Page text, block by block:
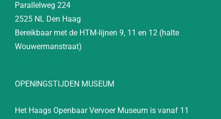
Parallelweg 224
2525 NL Den Haag
Bereikbaar met de HTM-lijnen 9, 11 en 12 (halte
Wouwermanstraat)
OPENINGSTIJDEN MUSEUM
Het Haags Openbaar Vervoer Museum is vanaf 11